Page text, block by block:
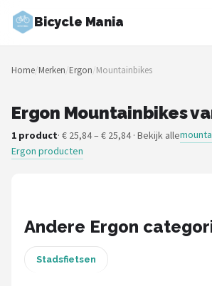
Bicycle Mania
Zoeken
NAVIGATIE
Merken
Home/Merken/Ergon/Mountainbikes
Ergon Mountainbikes
1 product· € 25,84 – € 25,84 · Bekijk alle
Ergon producten
Andere Ergon
Stadsfietsen